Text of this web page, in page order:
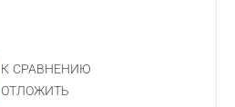
К СРАВНЕНИЮ
ОТЛОЖИТЬ